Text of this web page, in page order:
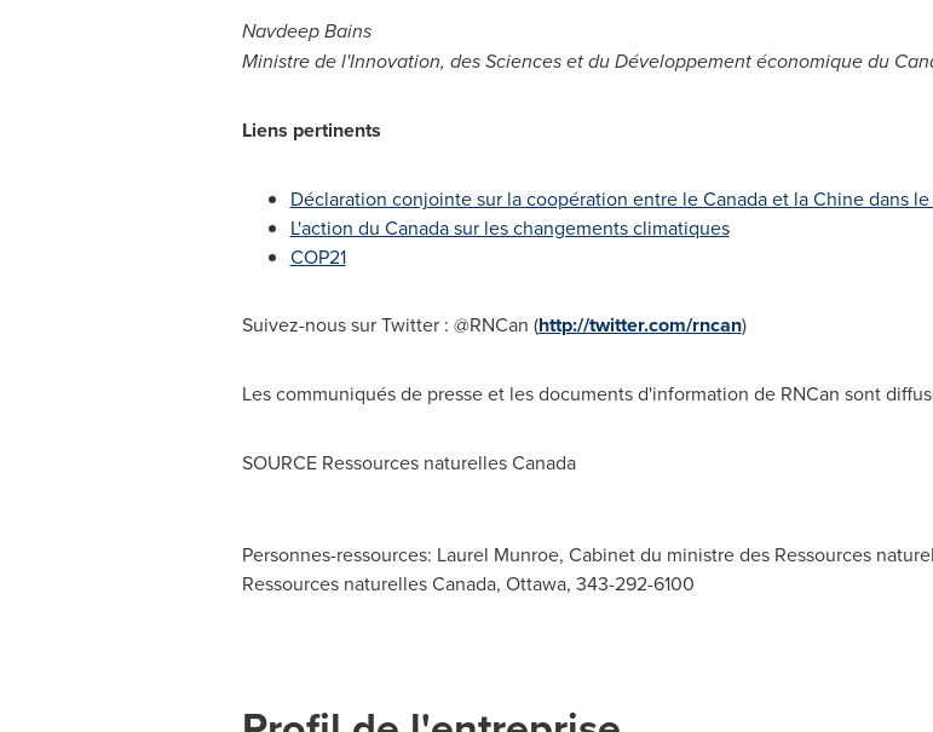
Navdeep Bains
Ministre de l'Innovation, des Sciences et du Développement économique du
Liens pertinents
Déclaration conjointe sur la coopération entre le Canada et la Chine dans
L'action du Canada sur les changements climatiques
COP21
Suivez-nous sur Twitter : @RNCan (http://twitter.com/rncan)
Les communiqués de presse et les documents d'information de RNCan sont
SOURCE Ressources naturelles Canada
Personnes-ressources: Laurel Munroe, Cabinet du ministre des Ressources
Ressources naturelles Canada, Ottawa, 343-292-6100